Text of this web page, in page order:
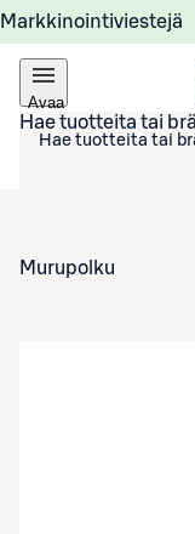
Markkinointiviestejä
Avaa
valikko
Hae tuotteita tai
Murupolku